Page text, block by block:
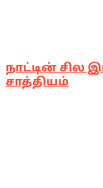
நாட்டின் சில
சாத்தியம்